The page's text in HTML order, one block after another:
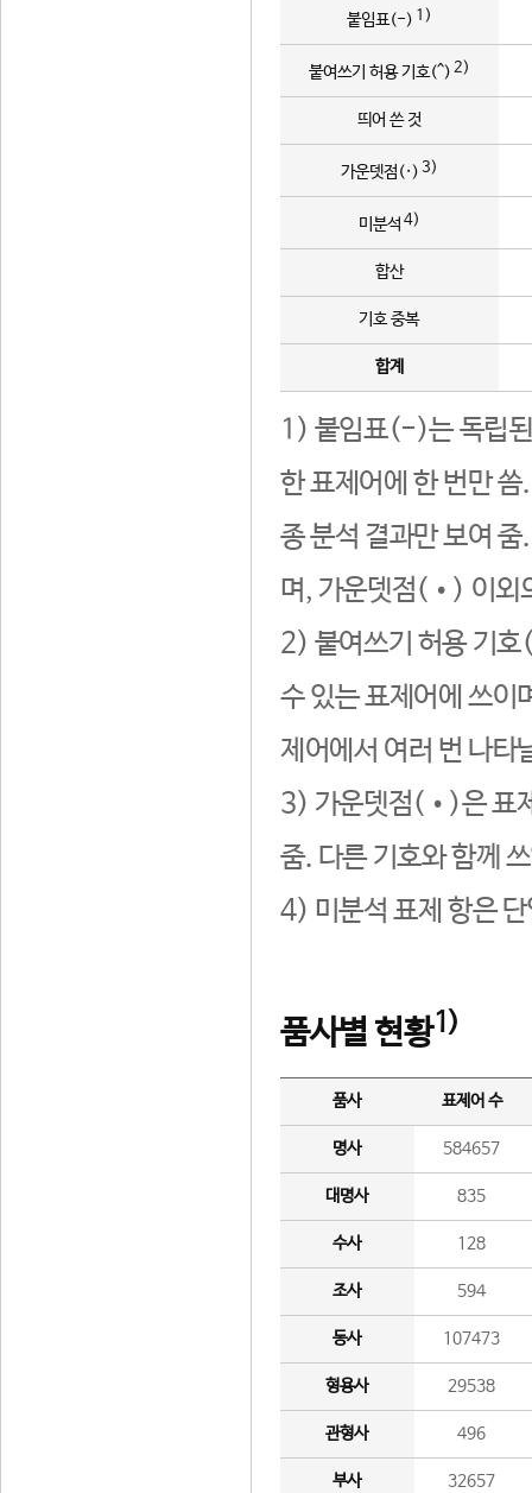
붙임표(-) 1)
붙여쓰기 허용 기호(^) 2)
띄어 쓴 것
가운뎃점(·) 3)
미분석 4)
합산
기호 중복
합계
1) 붙임표(-)는 독립된
한 표제어에 한 번만
종 분석 결과만 보여
며, 가운뎃점(•) 이외
2) 붙여쓰기 허용 기호
수 있는 표제어에 쓰이
제어에서 여러 번 나타
3) 가운뎃점(•)은 표
줌. 다른 기호와 함께
4) 미분석 표제 항은
품사별 현황1)
품사 표제어 수
명사 584657
대명사 835
수사 128
조사 594
동사 107473
형용사 29538
관형사 496
부사 32657